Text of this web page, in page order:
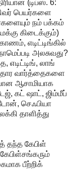
(டிப்ஸ். 6:
பெயர்களை
நம் பக்கம்
கிடைக்கும்)
எடிட்டிங்கில்
அலசுவது?
எடிட்டிங், லாங்
வார்த்தைகளை
ஆசாமியாக
கட் ஷாட், ஜிம்மீப்
செஃபியா
தாளித்து
தந்த கேபிள்
பீற்றிக்